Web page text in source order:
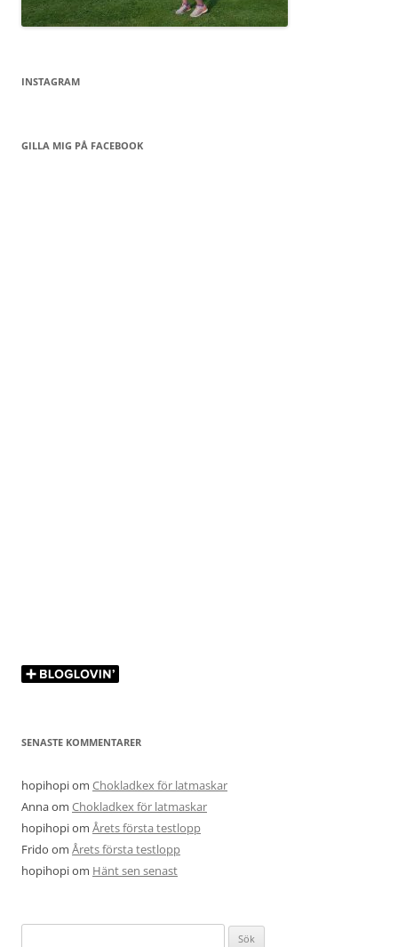
INSTAGRAM
GILLA MIG PÅ FACEBOOK
SENASTE KOMMENTARER
hopihopiom Chokladkex för latmaskar
Annaom Chokladkex för latmaskar
hopihopiom Årets första testlopp
Frido om Årets första testlopp
hopihopiom Hänt sen senast